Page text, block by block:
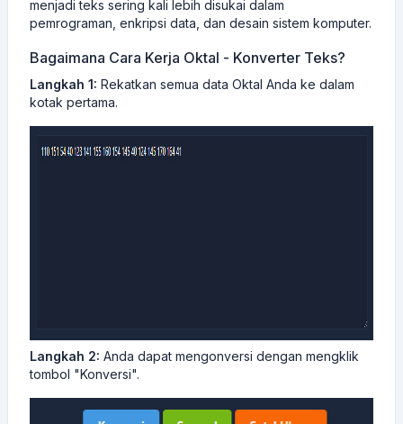
menjadi teks sering kali lebih disukai dalam
pemrograman, enkripsi data, dan desain sistem komputer.
Bagaimana Cara Kerja Oktal - Konverter Teks?
Langkah 1: Rekatkan semua data Oktal Anda ke dalam
kotak pertama.
Langkah 2: Anda dapat mengonversi dengan mengklik
tombol "Konversi".